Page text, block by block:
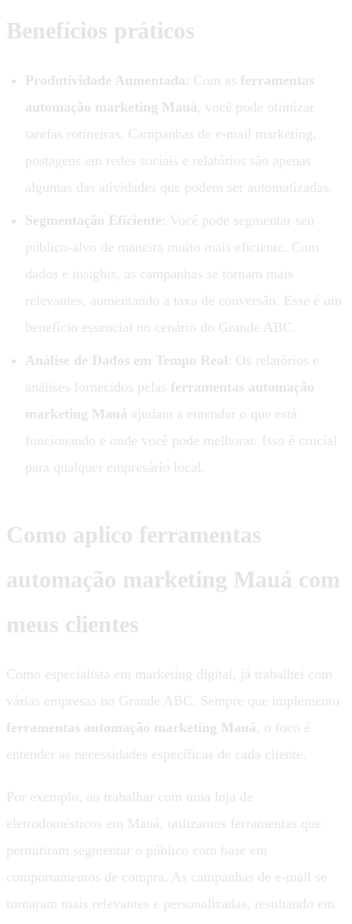
Benefícios práticos
Produtividade Aumentada: Com as ferramentas
automação marketing Mauá, você pode otimizar
tarefas rotineiras. Campanhas de e-mail marketing,
postagens em redes sociais e relatórios são apenas
algumas das atividades que podem ser automatizadas.
Segmentação Eficiente: Você pode segmentar seu
público-alvo de maneira muito mais eficiente. Com
dados e insights, as campanhas se tornam mais
relevantes, aumentando a taxa de conversão. Esse é um
benefício essencial no cenário do Grande ABC.
Análise de Dados em Tempo Real : Os relatórios e
análises fornecidos pelas ferramentas automação
marketing Mauá ajudam a entender o que está
funcionando e onde você pode melhorar. Isso é crucial
para qualquer empresário local.
Como aplico ferramentas
automação marketing Mauá com
meus clientes
Como especialista em marketing digital, já trabalhei com
várias empresas no Grande ABC. Sempre que implemento
ferramentas automação marketing Mauá, o foco é
entender as necessidades específicas de cada cliente.
Por exemplo, ao trabalhar com uma loja de
eletrodomésticos em Mauá, utilizamos ferramentas que
permitiram segmentar o público com base em
comportamentos de compra. As campanhas de e-mail se
tornaram mais relevantes e personalizadas, resultando em